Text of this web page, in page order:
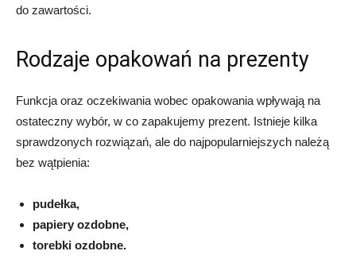
do zawartości.
Rodzaje opakowań na prezenty
Funkcja oraz oczekiwania wobec opakowania wpływają na
ostateczny wybór, w co zapakujemy prezent. Istnieje kilka
sprawdzonych rozwiązań, ale do najpopularniejszych należą
bez wątpienia:
pudełka,
papiery ozdobne,
torebki ozdobne.